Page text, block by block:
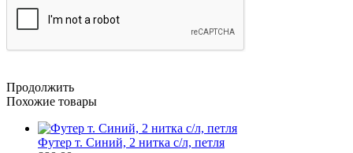
Продолжить
Похожие товары
Футер т. Синий, 2 нитка с/л, петля